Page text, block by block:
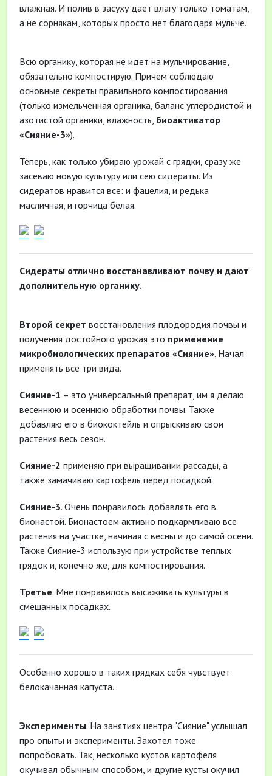
влажная. И полив в засуху дает влагу только томатам,
а не сорнякам, которых просто нет благодаря мульче.
Всю органику, которая не идет на мульчирование,
обязательно компостирую. Причем соблюдаю
основные секреты правильного компостирования
(только измельченная органика, баланс углеродистой и
азотистой органики, влажность, биоактиватор
«Сияние-3»).
Теперь, как только убираю урожай с грядки, сразу же
засеваю новую культуру или сею сидераты. Из
сидератов нравится все: и фацелия, и редька
масличная, и горчица белая.
Сидераты отлично восстанавливают почву и дают
дополнительную органику.
Второй секрет восстановления плодородия почвы и
получения достойного урожая это применение
микробиологических препаратов «Сияние». Начал
применять все три вида.
Сияние-1 – это универсальный препарат, им я делаю
весеннюю и осеннюю обработки почвы. Также
добавляю его в биококтейль и опрыскиваю свои
растения весь сезон.
Сияние-2 применяю при выращивании рассады, а
также замачиваю картофель перед посадкой.
Сияние-3. Очень понравилось добавлять его в
бионастой. Бионастоем активно подкармливаю все
растения на участке, начиная с весны и до самой осени.
Также Сияние-3 использую при устройстве теплых
грядок и, конечно же, для компостирования.
Третье. Мне понравилось высаживать культуры в
смешанных посадках.
Особенно хорошо в таких грядках себя чувствует
белокачанная капуста.
Эксперименты. На занятиях центра "Сияние" услышал
про опыты и эксперименты. Захотел тоже
попробовать. Так, несколько кустов картофеля
окучивал обычным способом, и другие кусты окучил